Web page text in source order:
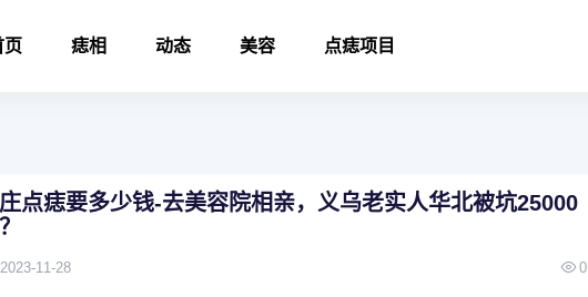
页 痣相 动态 美容 点痣项目
点痣要多少钱-去美容院相亲，义乌老实人华北被坑25000
2023-11-28 0